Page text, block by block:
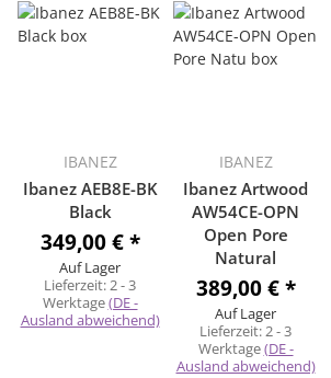
IBANEZ
Ibanez AEB8E-BK
Black
349,00 €*
Auf Lager
Lieferzeit:2 - 3
Werktage(DE -
Ausland abweichend)
IBANEZ
Ibanez Artwood
AW54CE-OPN
Open Pore
Natural
389,00 €*
Auf Lager
Lieferzeit:2 - 3
Werktage(DE -
Ausland abweichend)